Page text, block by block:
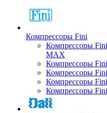
Компрессоры Fini
Компрессоры
MAX
Компрессоры
Компрессоры
Компрессоры
Компрессоры